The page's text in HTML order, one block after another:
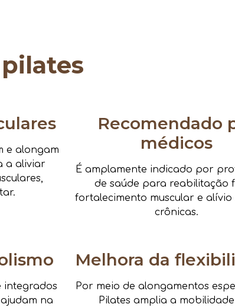
e alongam
a aliviar
Recomendado
médicos
É amplamente indicado por
de saúde para reabilitação
fortalecimento muscular e alívio
crônicas.
integrados
na
Melhora da
Por meio de alongamentos
Pilates amplia a